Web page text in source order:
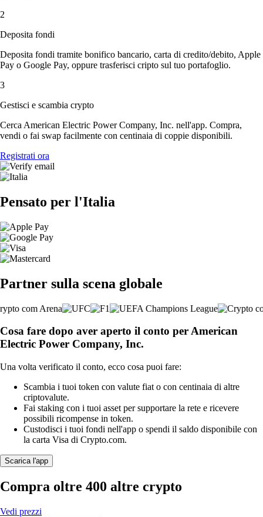
2
Deposita fondi
Deposita fondi tramite bonifico bancario, carta di credito/debito, Apple
Pay o Google Pay, oppure trasferisci cripto sul tuo portafoglio.
3
Gestisci e scambia crypto
Cerca American Electric Power Company, Inc. nell'app. Compra,
vendi o fai swap facilmente con centinaia di coppie disponibili.
Registrati ora
Pensato per l'Italia
Partner sulla scena globale
Cosa fare dopo aver aperto il conto per American
Electric Power Company, Inc.
Una volta verificato il conto, ecco cosa puoi fare:
Scambia i tuoi token con valute fiat o con centinaia di altre
criptovalute.
Fai staking con i tuoi asset per supportare la rete e ricevere
possibili ricompense in token.
Custodisci i tuoi fondi nell'app o spendi il saldo disponibile con
la carta Visa di Crypto.com.
Scarica l'app
Compra oltre 400 altre crypto
Vedi prezzi